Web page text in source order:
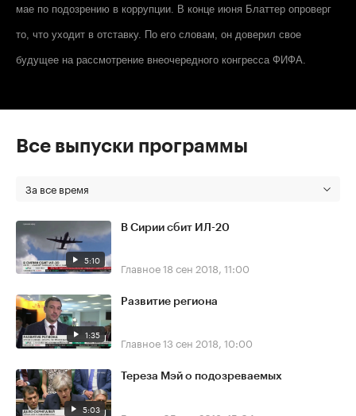
мае по подозрению в коррупции. В конце июня Блаттер опроверг
то, что уходит в отставку. По его словам, он доверил свое
будущее на рассмотрение внеочередного конгресса ФИФА.
Все выпуски программы
За все время
5:10
В Сирии сбит ИЛ-20
Главное18 сен 2018, 11:00
1:35
Развитие региона
Главное13 сен 2018, 10:00
5:03
Тереза Мэй о подозреваемых